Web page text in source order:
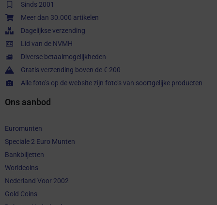
Sinds 2001
Meer dan 30.000 artikelen
Dagelijkse verzending
Lid van de NVMH
Diverse betaalmogelijkheden
Gratis verzending boven de € 200
Alle foto’s op de website zijn foto’s van soortgelijke producten
Ons aanbod
Euromunten
Speciale 2 Euro Munten
Bankbiljetten
Worldcoins
Nederland Voor 2002
Gold Coins